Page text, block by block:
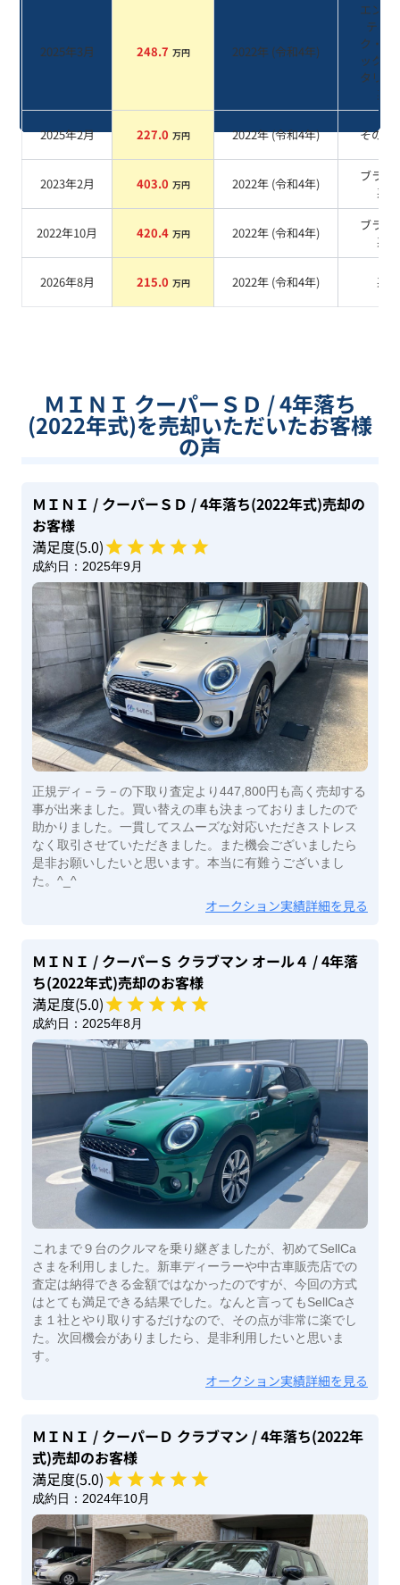
2025年3月 248.7 万円 2022年 (令和4年)
エング
ティッ
ク・ブ
ック・
タリッ
系
2025年2月 227.0 万円 2022年 (令和4年) その他
2023年2月 403.0 万円 2022年 (令和4年)
ブラッ
系
2022年10月 420.4 万円 2022年 (令和4年)
ブラッ
系
2026年8月 215.0 万円 2022年 (令和4年) 系
ＭＩＮＩ クーパーＳＤ / 4年落ち
(2022年式)を売却いただいたお客様
の声
ＭＩＮＩ / クーパーＳＤ / 4年落ち(2022年式)売却の
お客様
満足度(5.0)
成約日： 2025年9月
正規ディ－ラ－の下取り査定より447,800円も高く売却する
事が出来ました。買い替えの車も決まっておりましたので
助かりました。一貫してスムーズな対応いただきストレス
なく取引させていただきました。また機会ございましたら
是非お願いしたいと思います。本当に有難うございまし
た。^_^
オークション実績詳細を見る
ＭＩＮＩ / クーパーＳ クラブマン オール４ / 4年落
ち(2022年式)売却のお客様
満足度(5.0)
成約日： 2025年8月
これまで９台のクルマを乗り継ぎましたが、初めてSellCa
さまを利用しました。新車ディーラーや中古車販売店での
査定は納得できる金額ではなかったのですが、今回の方式
はとても満足できる結果でした。なんと言ってもSellCaさ
ま１社とやり取りするだけなので、その点が非常に楽でし
た。次回機会がありましたら、是非利用したいと思いま
す。
オークション実績詳細を見る
ＭＩＮＩ / クーパーＤ クラブマン / 4年落ち(2022年
式)売却のお客様
満足度(5.0)
成約日： 2024年10月